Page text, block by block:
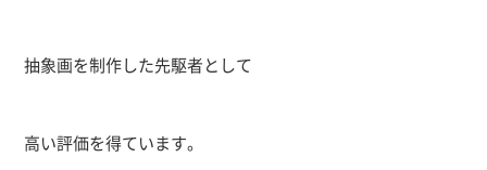
抽象画を制作した先駆者として
高い評価を得ています。